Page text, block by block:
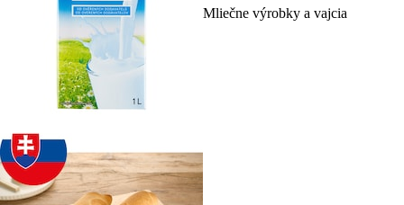
Mliečne výrobky a vajcia